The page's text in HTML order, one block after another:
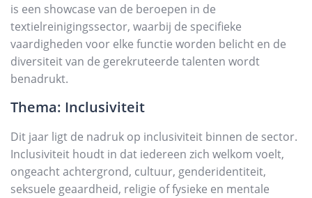
is een showcase van de beroepen in de
textielreinigingssector, waarbij de specifieke
vaardigheden voor elke functie worden belicht en de
diversiteit van de gerekruteerde talenten wordt
benadrukt.
Thema: Inclusiviteit
Dit jaar ligt de nadruk op inclusiviteit binnen de sector.
Inclusiviteit houdt in dat iedereen zich welkom voelt,
ongeacht achtergrond, cultuur, genderidentiteit,
seksuele geaardheid, religie of fysieke en mentale